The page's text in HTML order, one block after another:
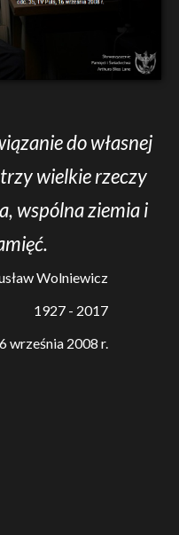
do własnej
wielkie rzeczy
wspólna ziemia i
Wolniewicz
1927 - 2017
września 2008 r.